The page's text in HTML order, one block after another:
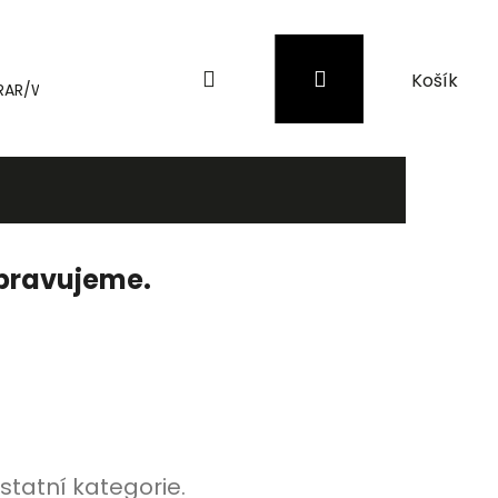
WinRAR Záložní zdroje (UPS) a přepěťové
PřihlášeníNákupní
košík
kategorie.